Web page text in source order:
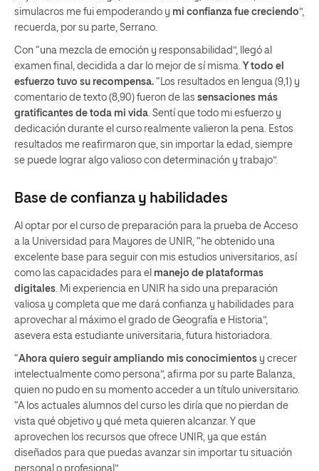
simulacros me fui empoderando y mi confianza fue creciendo”,
recuerda, por su parte, Serrano.
Con “una mezcla de emoción y responsabilidad”, llegó al
examen final, decidida a dar lo mejor de sí misma. Y todo el
esfuerzo tuvo su recompensa. “Los resultados en lengua (9,1) y
comentario de texto (8,90) fueron de las sensaciones más
gratificantes de toda mi vida . Sentí que todo mi esfuerzo y
dedicación durante el curso realmente valieron la pena. Estos
resultados me reafirmaron que, sin importar la edad, siempre
se puede lograr algo valioso con determinación y trabajo”.
Base de confianza y habilidades
Al optar por el curso de preparación para la prueba de Acceso
a la Universidad para Mayores de UNIR, “he obtenido una
excelente base para seguir con mis estudios universitarios, así
como las capacidades para el manejo de plataformas
digitales . Mi experiencia en UNIR ha sido una preparación
valiosa y completa que me dará confianza y habilidades para
aprovechar al máximo el grado de Geografía e Historia”,
asevera esta estudiante universitaria, futura historiadora.
“Ahora quiero seguir ampliando mis conocimientos y crecer
intelectualmente como persona”, afirma por su parte Balanza,
quien no pudo en su momento acceder a un título universitario.
“A los actuales alumnos del curso les diría que no pierdan de
vista qué objetivo y qué meta quieren alcanzar. Y que
aprovechen los recursos que ofrece UNIR, ya que están
diseñados para que puedas avanzar sin importar tu situación
personal o profesional”.